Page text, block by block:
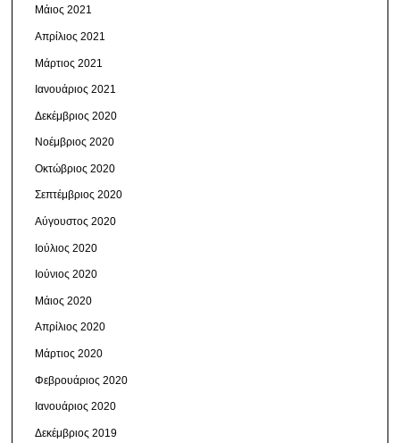
Μάιος 2021
Απρίλιος 2021
Μάρτιος 2021
Ιανουάριος 2021
Δεκέμβριος 2020
Νοέμβριος 2020
Οκτώβριος 2020
Σεπτέμβριος 2020
Αύγουστος 2020
Ιούλιος 2020
Ιούνιος 2020
Μάιος 2020
Απρίλιος 2020
Μάρτιος 2020
Φεβρουάριος 2020
Ιανουάριος 2020
Δεκέμβριος 2019